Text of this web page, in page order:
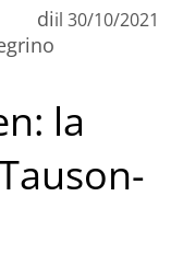
diil 30/10/2021
la